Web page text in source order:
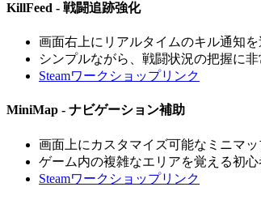
KillFeed - 戦闘追跡強化
画面右上にリアルタイムのキル通知
シンプルながら、戦闘状況の把握に非
Steamワークショップリンク
MiniMap - ナビゲーション補助
画面上にカスタマイズ可能なミニマ
ゲーム内の複雑なエリアを覚える初心
Steamワークショップリンク